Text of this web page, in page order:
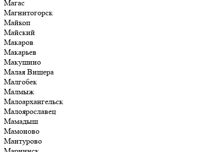
Магас
Магнитогорск
Майкоп
Майский
Макаров
Макарьев
Макушино
Малая Вишера
Малгобек
Малмыж
Малоархангельск
Малоярославец
Мамадыш
Мамоново
Мантурово